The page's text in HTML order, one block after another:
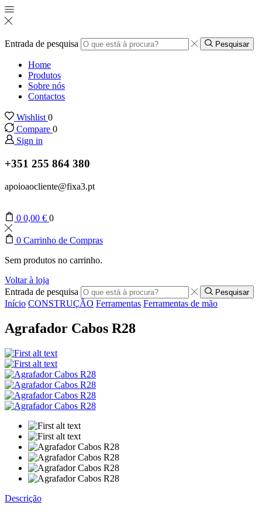
Entrada de pesquisa Pesquisar
Home
Produtos
Sobre nós
Contactos
Wishlist 0
Compare 0
Sign in
+351 255 864 380
apoioaocliente@fixa3.pt
0 0,00 € 0
0 Carrinho de Compras
Sem produtos no carrinho.
Voltar à loja
Entrada de pesquisa
Pesquisar
Início CONSTRUÇÃO Ferramentas Ferramentas de mão
Agrafador Cabos R28
Descrição